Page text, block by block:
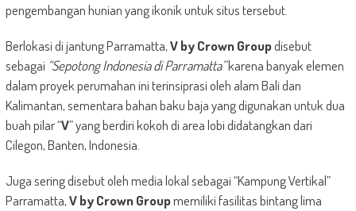
pengembangan hunian yang ikonik untuk situs tersebut.
Berlokasi di jantung Parramatta,V by Crown Groupdisebut
sebagai “Sepotong Indonesia di Parramatta”karena banyak elemen
dalam proyek perumahan ini terinsiprasi oleh alam Bali dan
Kalimantan, sementara bahan baku baja yang digunakan untuk dua
buah pilar “V” yang berdiri kokoh di area lobi didatangkan dari
Cilegon, Banten, Indonesia.
Juga sering disebut oleh media lokal sebagai “Kampung Vertikal”
Parramatta,V by Crown Groupmemiliki fasilitas bintang lima